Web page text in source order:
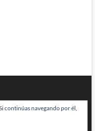
continúas navegando por él,